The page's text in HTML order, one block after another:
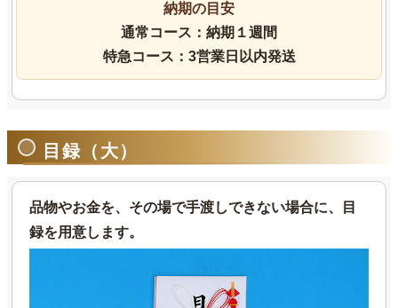
納期の目安
通常コース：納期１週間
特急コース：3営業日以内発送
目録（大）
品物やお金を、その場で手渡しできない場合に、目
録を用意します。